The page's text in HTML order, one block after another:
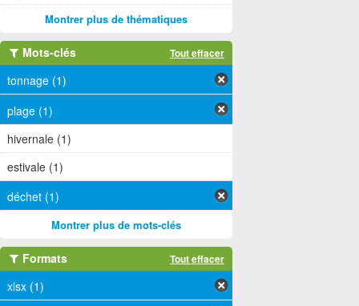
Montrer plus de thématiques
Mots-clés Tout effacer
tonnage (1)
plage (1)
hivernale (1)
estivale (1)
déchet (1)
Montrer plus de mots-clés
Formats Tout effacer
xlsx (1)